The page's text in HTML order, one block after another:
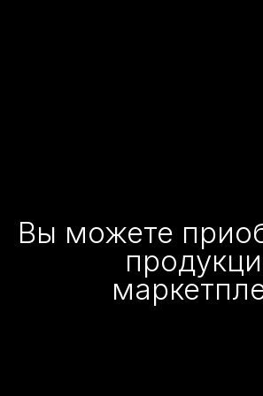
Вы можете